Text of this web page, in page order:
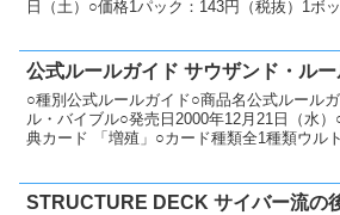
日（土）○価格1パック：143円（税抜）1ボ
公式ルールガイド サウザンド・ル
○種別公式ルールガイド○商品名公式ルール
ル・バイブル○発売日2000年12月21日（水
典カード 「増殖」○カード種類全1種類ウル
STRUCTURE DECK サイバー流の